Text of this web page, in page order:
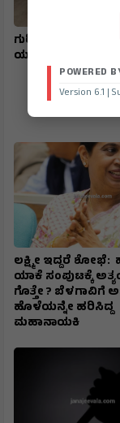
ಗುರಿ, ಶಿಸ್ತು ಮತ್ತು
ಯಶಸ್ಸು ಸಾಧ್ಯ: ಡಾ.
ಲಕ್ಷ್ಮೀ ಇದ್ದರೆ ಶೋಭೆ:
ಯಾಕೆ ಸಂಪುಟಕ್ಕೆ
ಗೊತ್ತೇ ? ಬೆಳಗಾವಿಗೆ
ಹೊಳೆಯನ್ನೇ ಹರಿಸಿದ್ದ
ಮಹಾನಾಯಕಿ
POWERED
Version 6.1 |